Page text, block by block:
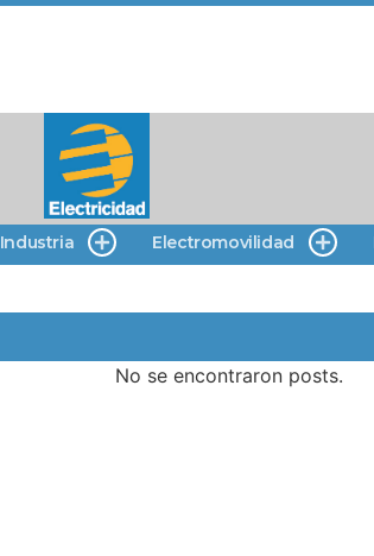
Industria Electromovilidad
No se encontraron posts.